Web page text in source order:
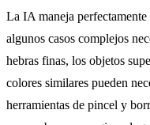
La IA maneja
algunos casos complejos
hebras finas, los objetos
colores similares pueden
herramientas de pincel y